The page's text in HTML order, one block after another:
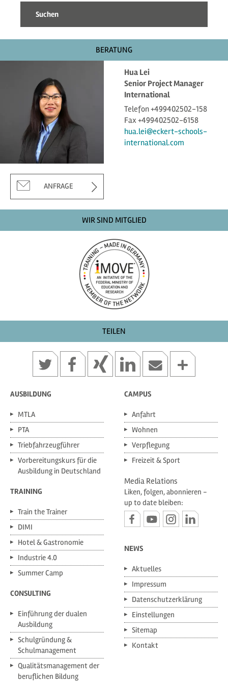
BERATUNG
Hua Lei
Senior Project Manager
International
Telefon +499402502-158
Fax +499402502-6158
hua.lei@eckert-schools-
international.com
ANFRAGE
WIR SIND MITGLIED
TEILEN
AUSBILDUNG
MTLA
PTA
Triebfahrzeugführer
Vorbereitungskurs für die
Ausbildung in Deutschland
TRAINING
Train the Trainer
DIMI
Hotel & Gastronomie
Industrie 4.0
Summer Camp
CONSULTING
Einführung der dualen
Ausbildung
Schulgründung &
Schulmanagement
Qualitätsmanagement der
beruflichen Bildung
CAMPUS
Anfahrt
Wohnen
Verpflegung
Freizeit & Sport
Media Relations
Liken, folgen, abonnieren -
up to date bleiben:
NEWS
Aktuelles
Impressum
Datenschutzerklärung
Einstellungen
Sitemap
Kontakt